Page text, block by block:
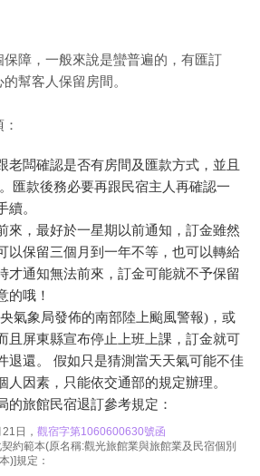
障，一般來說是蠻普遍的，有匯訂
幫客人保留房間。
老闆確認是否有房間及匯款方式，並且
匯款後務必要再跟民宿主人再確認一
續。
來，最好於一星期以前通知，訂金雖然
以保留三個月到一年不等，也可以轉給
才通知無法前來，訂金可能就不予保留
的哦！
氣象局發佈的南部陸上颱風警報)，或
且屏東縣宣布停止上班上課，訂金就可
退還。 假如只是猜測當天天氣可能不佳
人因素，只能依交通部的規定辦理。
的旅館民宿退訂參考規定：
日， 觀宿字第1060600630號函
約範本(原名稱:觀光旅館業與旅館業及民宿個別
)]規定：